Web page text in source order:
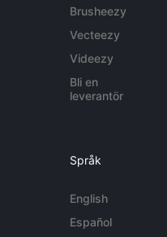
Brusheezy
Vecteezy
Videezy
Bli en
leverantör
Språk
English
Español